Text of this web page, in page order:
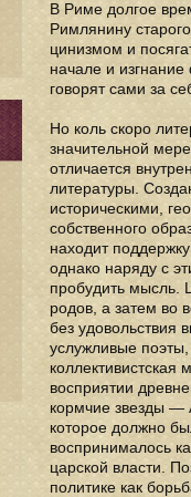
В Риме долгое
Римлянину
цинизмом и
начале и
говорят сами за
Но коль скоро
значительной
отличается
литературы.
историческими,
собственного
находит
однако наряду с
пробудить мысль.
родов, а затем во
без удовольствия
услужливые поэты,
восприятии
кормчие звезды —
которое должно
воспринималось
царской власти.
политике как